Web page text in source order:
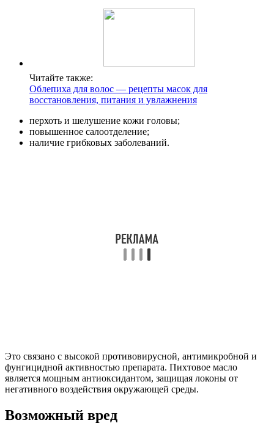
Читайте также:
Облепиха для волос — рецепты масок для
восстановления, питания и увлажнения
перхоть и шелушение кожи головы;
повышенное салоотделение;
наличие грибковых заболеваний.
Это связано с высокой противовирусной, антимикробной и
фунгицидной активностью препарата. Пихтовое масло
является мощным антиоксидантом, защищая локоны от
негативного воздействия окружающей среды.
Возможный вред